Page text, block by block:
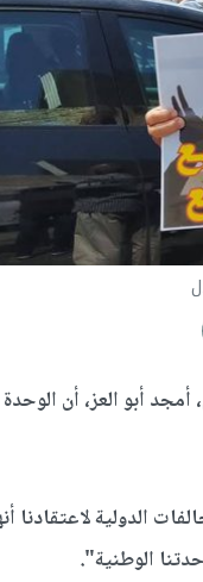
أبو العز، أن
الدولية لاعتقادنا
الوطنية".